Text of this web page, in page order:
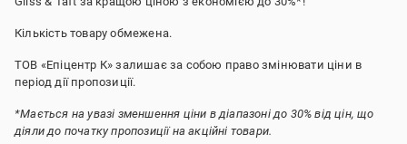
Кількість товару обмежена.
ТОВ «Епіцентр К» залишає за собою право змінювати ціни в
період дії пропозиції.
*Мається на увазі зменшення ціни в діапазоні до 30% від цін, що
діяли до початку пропозиції на акційні товари.